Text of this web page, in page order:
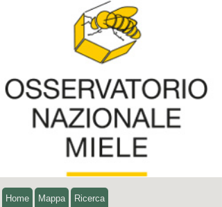
Home Mappa Ricerca